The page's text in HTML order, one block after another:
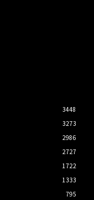
3448
3273
2986
2727
1722
1333
795